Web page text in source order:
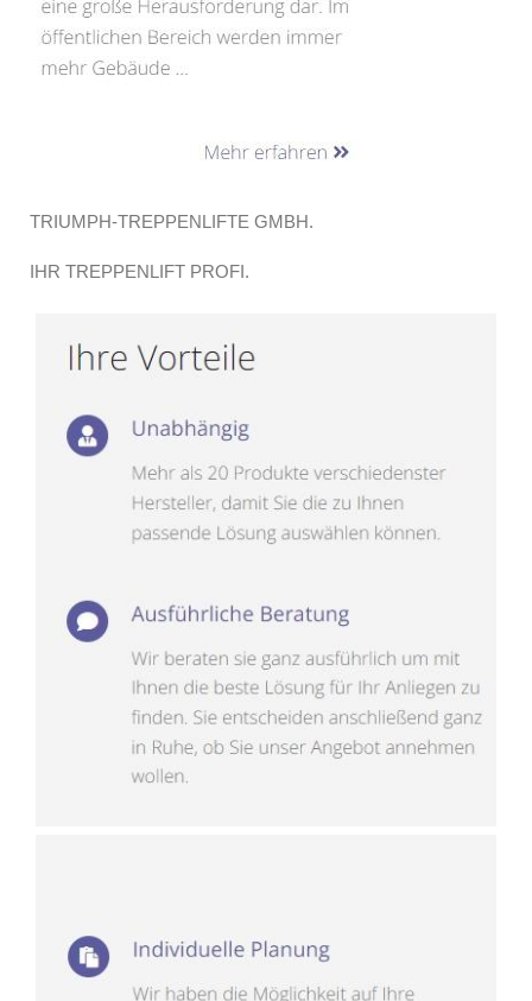
TRIUMPH-TREPPENLIFTE GMBH.
IHR TREPPENLIFT PROFI.